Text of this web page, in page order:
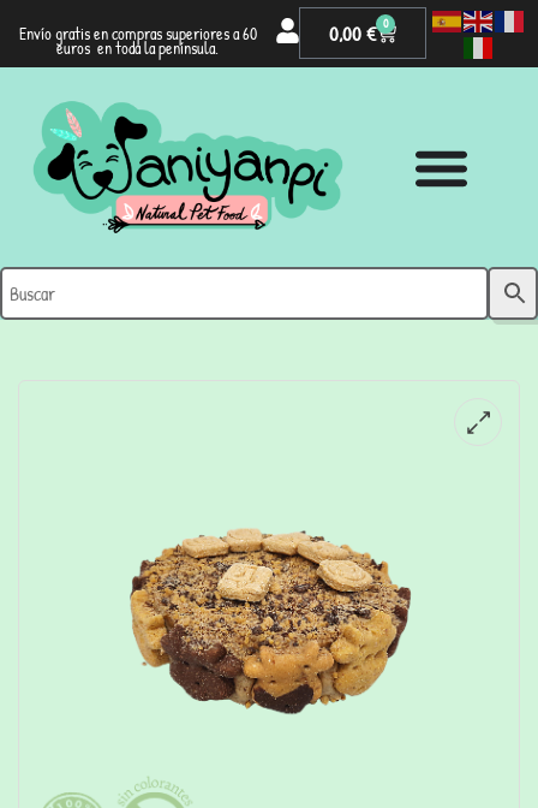
Envío gratis en compras superiores a 60
euros en toda la península.
0,00€ 0